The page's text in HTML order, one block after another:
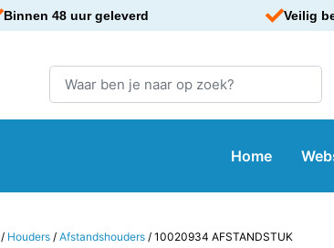
Binnen 48 uur geleverd Veilig
Home
/ Houders /Afstandshouders / 10020934 AFSTANDSTUK